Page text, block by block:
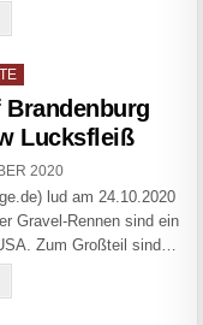
Brandenburg
Lucksfleiß
DATE:
2020
lud am 24.10.2020
Gravel-Rennen sind ein
Zum Großteil sind…